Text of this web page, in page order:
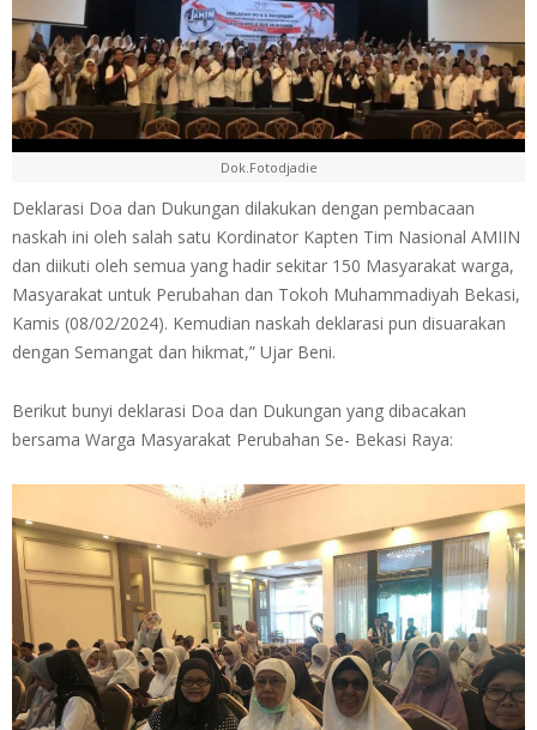
Dok.Fotodjadie
Deklarasi Doa dan Dukungan dilakukan dengan pembacaan
naskah ini oleh salah satu Kordinator Kapten Tim Nasional AMIIN
dan diikuti oleh semua yang hadir sekitar 150 Masyarakat warga,
Masyarakat untuk Perubahan dan Tokoh Muhammadiyah Bekasi,
Kamis (08/02/2024). Kemudian naskah deklarasi pun disuarakan
dengan Semangat dan hikmat,” Ujar Beni.
Berikut bunyi deklarasi Doa dan Dukungan yang dibacakan
bersama Warga Masyarakat Perubahan Se- Bekasi Raya: